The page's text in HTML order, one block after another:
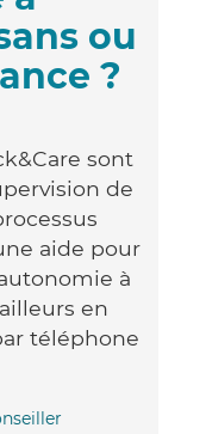
ou
?
sont
de
aide pour
à
en
téléphone